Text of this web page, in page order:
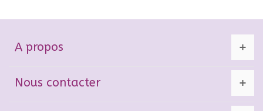
A propos
Nous contacter